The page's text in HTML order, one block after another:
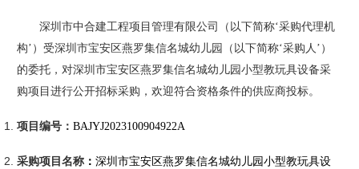
深圳市中合建工程项目管理有限公司 （以下简称‘采购代理机
构’）受深圳市宝安区燕罗集信名城幼儿园 （以下简称‘采购人’）
的委托，对深圳市宝安区燕罗集信名城幼儿园小型教玩具设备采
购项目进行公开招标采购，欢迎符合资格条件的供应商投标。
项目编号：BAJYJ2023100904922A
采购项目名称 ：深圳市宝安区燕罗集信名城幼儿园小型教玩具设